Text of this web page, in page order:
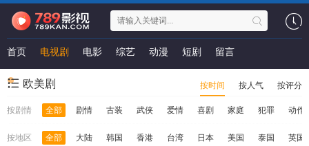
首页 电视剧 电影 综艺 动漫 短剧 留言
欧美剧 按时间 按人气 按评分
按剧情 全部 剧情 古装 武侠 爱情 喜剧 家庭 犯罪 动作
按地区 全部 大陆 韩国 香港 台湾 日本 美国 泰国 英国